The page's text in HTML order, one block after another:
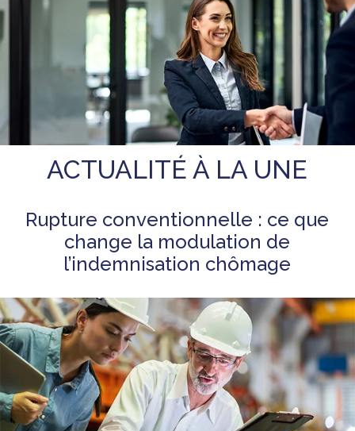
ACTUALITÉ À LA UNE
Rupture conventionnelle : ce que
change la modulation de
l’indemnisation chômage